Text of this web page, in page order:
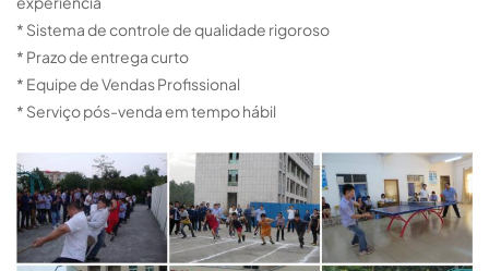
* Sistema de controle de qualidade rigoroso
* Prazo de entrega curto
* Equipe de Vendas Profissional
* Serviço pós-venda em tempo hábil